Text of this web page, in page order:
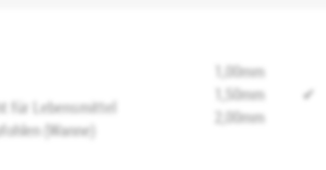
für Lebensmittel
(Wanne)
1,00mm
1,50mm
2,00mm
✔